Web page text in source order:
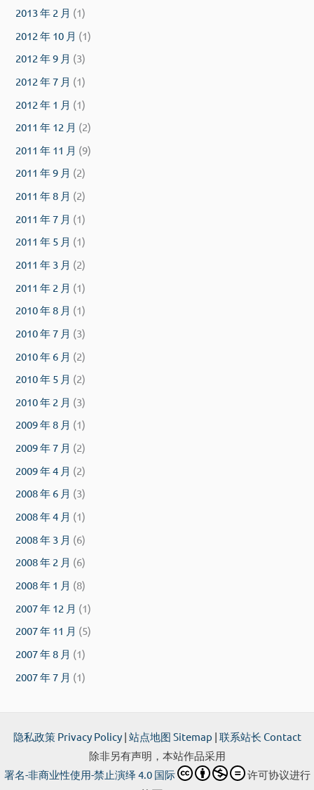
2013 年 2 月 (1)
2012 年 10 月 (1)
2012 年 9 月 (3)
2012 年 7 月 (1)
2012 年 1 月 (1)
2011 年 12 月 (2)
2011 年 11 月 (9)
2011 年 9 月 (2)
2011 年 8 月 (2)
2011 年 7 月 (1)
2011 年 5 月 (1)
2011 年 3 月 (2)
2011 年 2 月 (1)
2010 年 8 月 (1)
2010 年 7 月 (3)
2010 年 6 月 (2)
2010 年 5 月 (2)
2010 年 2 月 (3)
2009 年 8 月 (1)
2009 年 7 月 (2)
2009 年 4 月 (2)
2008 年 6 月 (3)
2008 年 4 月 (1)
2008 年 3 月 (6)
2008 年 2 月 (6)
2008 年 1 月 (8)
2007 年 12 月 (1)
2007 年 11 月 (5)
2007 年 8 月 (1)
2007 年 7 月 (1)
隐私政策 Privacy Policy| 站点地图 Sitemap | 联系站长 Contact
除非另有声明，本站作品采用
署名-非商业性使用-禁止演绎 4.0 国际
许可协议进行